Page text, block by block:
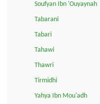
Soufyan Ibn 'Ouyaynah
Tabarani
Tabari
Tahawi
Thawri
Tirmidhi
Yahya Ibn Mou'adh